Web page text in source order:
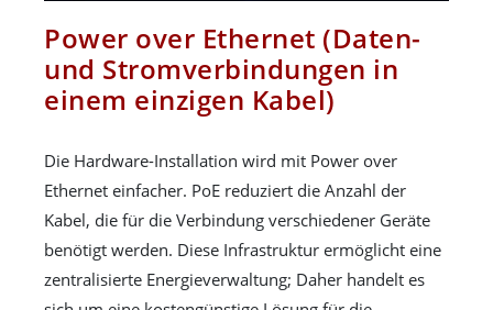
Power over Ethernet (Daten-
und Stromverbindungen in
einem einzigen Kabel)
Die Hardware-Installation wird mit Power over
Ethernet einfacher. PoE reduziert die Anzahl der
Kabel, die für die Verbindung verschiedener Geräte
benötigt werden. Diese Infrastruktur ermöglicht eine
zentralisierte Energieverwaltung; Daher handelt es